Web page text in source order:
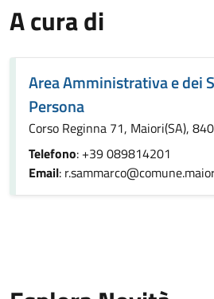
A cura di
Area Amministrativa e dei
Persona
Corso Reginna 71, Maiori(SA),
Telefono: +39 089814201
Email: